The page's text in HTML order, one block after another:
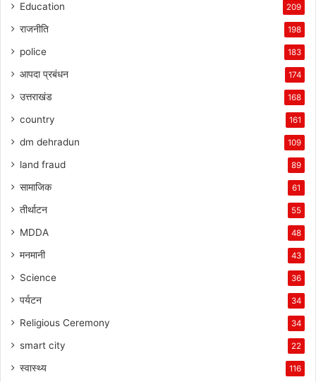
Education 209
राजनीति 198
police 183
आपदा प्रबंधन 174
उत्तराखंड 168
country 161
dm dehradun 109
land fraud 89
सामाजिक 61
तीर्थाटन 55
MDDA 48
मनमानी 43
Science 36
पर्यटन 34
Religious Ceremony 34
smart city 22
स्वास्थ्य 116